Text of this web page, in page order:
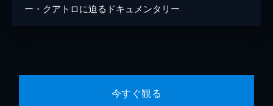
ー・クアトロに迫るドキュメンタリー
今すぐ観る